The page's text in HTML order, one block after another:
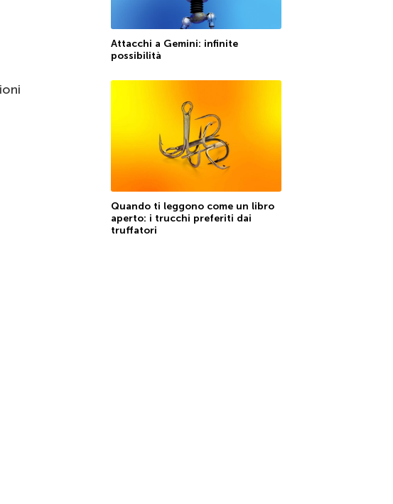
Attacchi a Gemini: infinite
possibilità
Quando ti leggono come un libro
aperto: i trucchi preferiti dai
truffatori